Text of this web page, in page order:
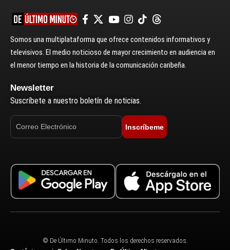
Somos una multiplataforma que ofrece contenidos informativos y
televisivos. El medio noticioso de mayor crecimiento en audiencia en
el menor tiempo en la historia de la comunicación caribeña.
Newsletter
Suscríbete a nuestro boletín de noticias.
Inscríbeme
© De Último Minuto. Todos los derechos reservados.